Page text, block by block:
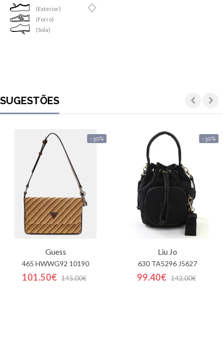
(Exterior)
(Forro)
(Sola)
SUGESTÕES
-30%
Guess
465 HWWG92 10190
101.50€ 145.00€
-30%
Liu Jo
630 TA5296 J5627
99.40€ 142.00€